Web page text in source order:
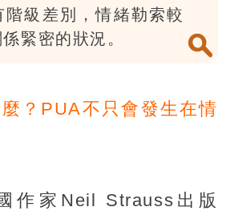
階級差別，情緒勒索較
緊密的狀況。
？PUA不只會發生在情
作家Neil Strauss出版